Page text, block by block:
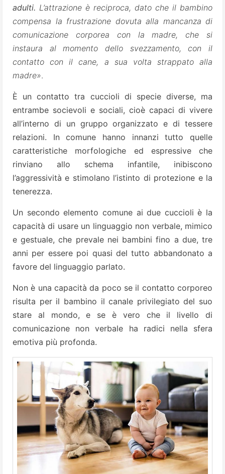
adulti. L’attrazione è reciproca, dato che il bambino
compensa la frustrazione dovuta alla mancanza di
comunicazione corporea con la madre, che si
instaura al momento dello svezzamento, con il
contatto con il cane, a sua volta strappato alla
madre».
È un contatto tra cuccioli di specie diverse, ma
entrambe socievoli e sociali, cioè capaci di vivere
all’interno di un gruppo organizzato e di tessere
relazioni. In comune hanno innanzi tutto quelle
caratteristiche morfologiche ed espressive che
rinviano allo schema infantile, inibiscono
l’aggressività e stimolano l’istinto di protezione e la
tenerezza.
Un secondo elemento comune ai due cuccioli è la
capacità di usare un linguaggio non verbale, mimico
e gestuale, che prevale nei bambini fino a due, tre
anni per essere poi quasi del tutto abbandonato a
favore del linguaggio parlato.
Non è una capacità da poco se il contatto corporeo
risulta per il bambino il canale privilegiato del suo
stare al mondo, e se è vero che il livello di
comunicazione non verbale ha radici nella sfera
emotiva più profonda.